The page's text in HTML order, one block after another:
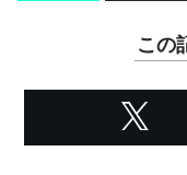
この